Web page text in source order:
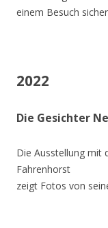
einem Besuch
2022
Die Gesichter
Die Ausstellung mit
Fahrenhorst
zeigt Fotos von